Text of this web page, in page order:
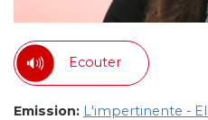
Ecouter
Emission: L'impertinente -